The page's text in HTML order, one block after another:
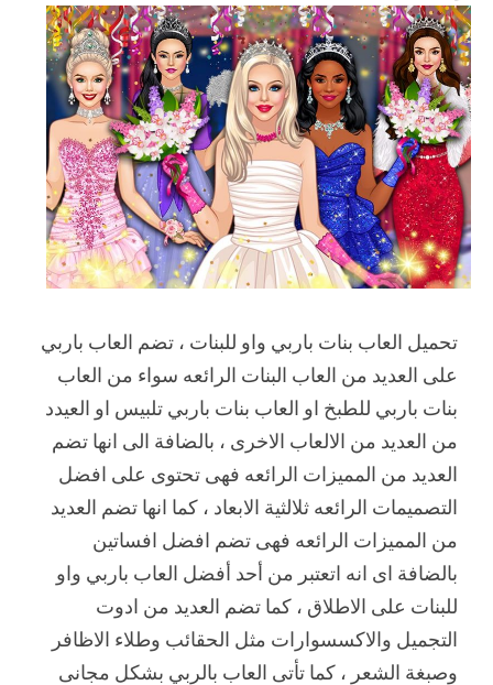
تحميل العاب بنات باربي واو للبنات ، تضم العاب باربي
على العديد من العاب البنات الرائعه سواء من العاب
بنات باربي للطبخ او العاب بنات باربي تلبيس او العيدد
من العديد من الالعاب الاخرى ، بالضافة الى انها تضم
العديد من المميزات الرائعه فهى تحتوى على افضل
التصميمات الرائعه ثلالثية الابعاد ، كما انها تضم العديد
من المميزات الرائعه فهى تضم افضل افساتين
بالضافة اى انه اتعتبر من أحد أفضل العاب باربي واو
للبنات على الاطلاق ، كما تضم العديد من ادوت
التجميل والاكسسوارات مثل الحقائب وطلاء الاظافر
وصبغة الشعر ، كما تأتى العاب بالربي بشكل مجانى